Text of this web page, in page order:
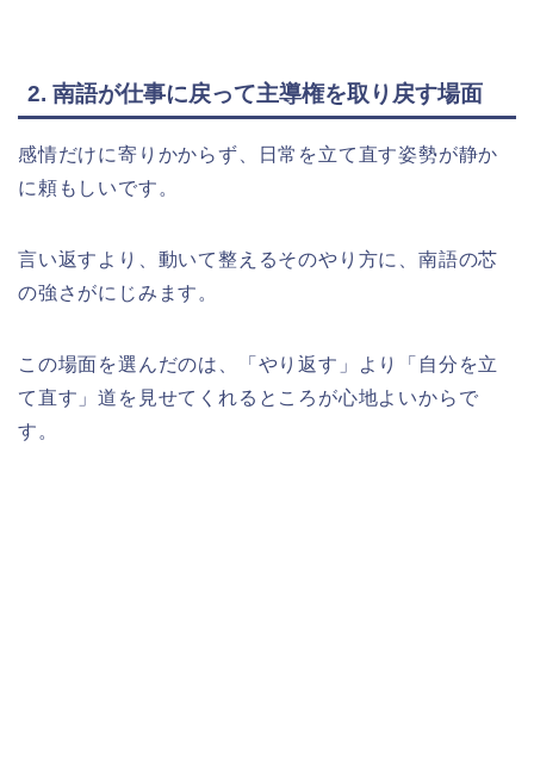
2. 南語が仕事に戻って主導権を取り戻す場面
感情だけに寄りかからず、日常を立て直す姿勢が静か
に頼もしいです。
言い返すより、動いて整えるそのやり方に、南語の芯
の強さがにじみます。
この場面を選んだのは、「やり返す」より「自分を立
て直す」道を見せてくれるところが心地よいからで
す。